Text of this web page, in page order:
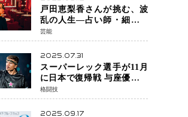
戸田恵梨香さんが挑む、波
乱の人生―占い師・細木数
子をNetflixで実写化
芸能
2025.07.31
スーパーレック選手が11月
に日本で復帰戦 与座優貴選
手との激突に「すべての技
術を見せたい」
格闘技
2025.09.17